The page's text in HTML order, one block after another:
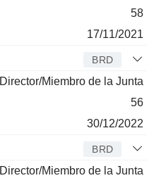
58
17/11/2021
BRD
Director/Miembro de la Junta
56
30/12/2022
BRD
Director/Miembro de la Junta